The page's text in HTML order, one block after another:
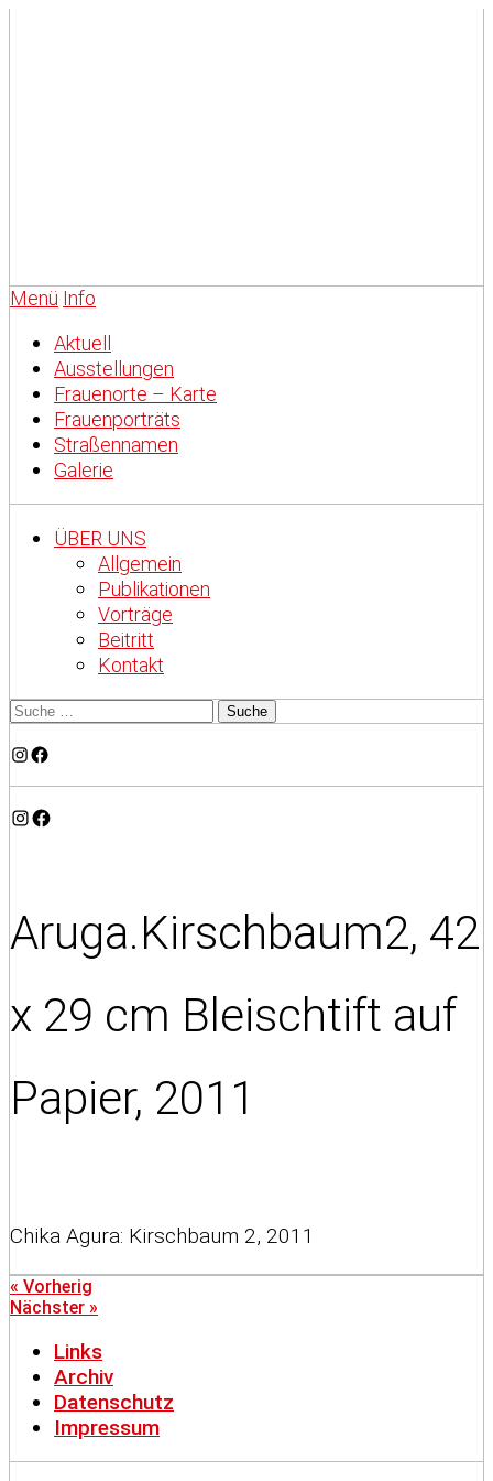
Menü Info
Aktuell
Ausstellungen
Frauenorte – Karte
Frauenporträts
Straßennamen
Galerie
ÜBER UNS
Allgemein
Publikationen
Vorträge
Beitritt
Kontakt
Instagram
Facebook
Instagram
Facebook
Aruga.Kirschbaum2, 42
x 29 cm Bleischtift auf
Papier, 2011
Chika Agura: Kirschbaum 2, 2011
« Vorherig
Nächster »
Links
Archiv
Datenschutz
Impressum